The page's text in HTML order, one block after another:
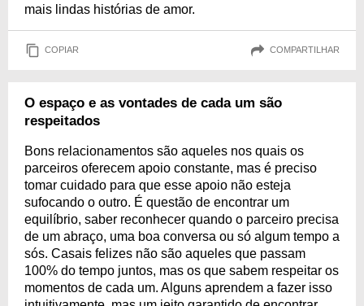
mais lindas histórias de amor.
COPIAR COMPARTILHAR
O espaço e as vontades de cada um são
respeitados
Bons relacionamentos são aqueles nos quais os
parceiros oferecem apoio constante, mas é preciso
tomar cuidado para que esse apoio não esteja
sufocando o outro. É questão de encontrar um
equilíbrio, saber reconhecer quando o parceiro precisa
de um abraço, uma boa conversa ou só algum tempo a
sós. Casais felizes não são aqueles que passam
100% do tempo juntos, mas os que sabem respeitar os
momentos de cada um. Alguns aprendem a fazer isso